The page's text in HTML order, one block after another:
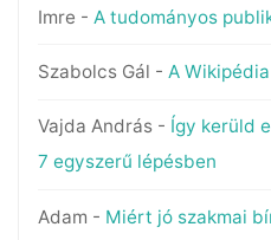
Imre - A tudományos
Szabolcs Gál - A
Vajda András- Így kerüld
7 egyszerű lépésben
Adam - Miért jó szakmai